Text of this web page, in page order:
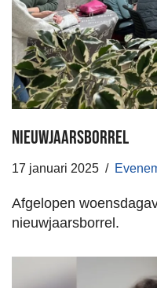
Nieuwjaarsborrel
17 januari 2025
Afgelopen
nieuwjaarsborrel.